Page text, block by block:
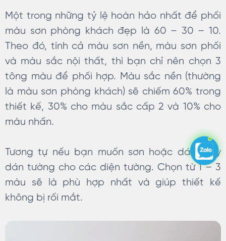
Một trong những tỷ lệ hoàn hảo nhất để phối
màu sơn phòng khách đẹp là 60 – 30 – 10.
Theo đó, tính cả màu sơn nền, màu sơn phối
và màu sắc nội thất, thì bạn chỉ nên chọn 3
tông màu để phối hợp. Màu sắc nền (thường
là màu sơn phòng khách) sẽ chiếm 60% trong
thiết kế, 30% cho màu sắc cấp 2 và 10% cho
màu nhấn.
Tương tự nếu bạn muốn sơn hoặc dán giấy
dán tường cho các diện tường. Chọn từ 1 – 3
màu sẽ là phù hợp nhất và giúp thiết kế
không bị rối mắt.